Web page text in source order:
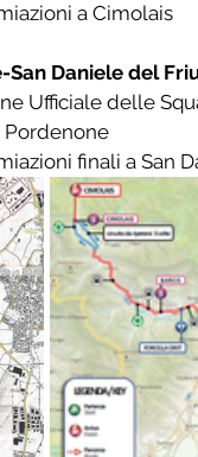
a Cimolais
San Daniele del
Ufficiale delle
Pordenone
finali a San